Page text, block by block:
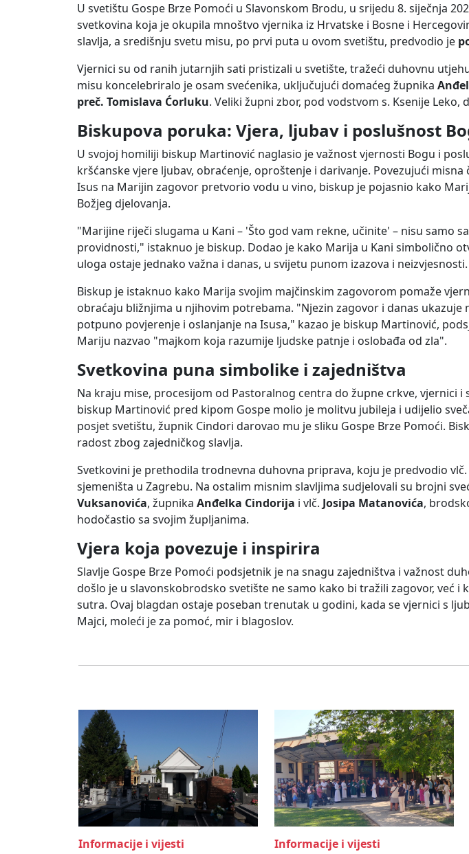
U svetištu Gospe Brze Pomoći u Slavonskom Brodu, u srijedu 8. siječnja
svetkovina koja je okupila mnoštvo vjernika iz Hrvatske i Bosne i
slavlja, a središnju svetu misu, po prvi puta u ovom svetištu, predvodio je
Vjernici su od ranih jutarnjih sati pristizali u svetište, tražeći duhovnu
misu koncelebriralo je osam svećenika, uključujući domaćeg župnika
preč. Tomislava Ćorluku. Veliki župni zbor, pod vodstvom s. Ksenije
Biskupova poruka: Vjera, ljubav i poslušnost
U svojoj homiliji biskup Martinović naglasio je važnost vjernosti Bogu i
kršćanske vjere ljubav, obraćenje, oproštenje i darivanje. Povezujući
Isus na Marijin zagovor pretvorio vodu u vino, biskup je pojasnio kako
Božjeg djelovanja.
"Marijine riječi slugama u Kani – 'Što god vam rekne, učinite' – nisu samo
providnosti," istaknuo je biskup. Dodao je kako Marija u Kani simbolično
uloga ostaje jednako važna i danas, u svijetu punom izazova i neizvjesnosti.
Biskup je istaknuo kako Marija svojim majčinskim zagovorom pomaže
obraćaju bližnjima u njihovim potrebama. "Njezin zagovor i danas ukazuje
potpuno povjerenje i oslanjanje na Isusa," kazao je biskup Martinović,
Mariju nazvao "majkom koja razumije ljudske patnje i oslobađa od zla".
Svetkovina puna simbolike i zajedništva
Na kraju mise, procesijom od Pastoralnog centra do župne crkve, vjernici i
biskup Martinović pred kipom Gospe molio je molitvu jubileja i udijelio
posjet svetištu, župnik Cindori darovao mu je sliku Gospe Brze Pomoći.
radost zbog zajedničkog slavlja.
Svetkovini je prethodila trodnevna duhovna priprava, koju je predvodio
sjemeništa u Zagrebu. Na ostalim misnim slavljima sudjelovali su brojni
Vuksanovića, župnika Anđelka Cindorija i vlč. Josipa Matanovića,
hodočastio sa svojim župljanima.
Vjera koja povezuje i inspirira
Slavlje Gospe Brze Pomoći podsjetnik je na snagu zajedništva i važnost
došlo je u slavonskobrodsko svetište ne samo kako bi tražili zagovor, već
sutra. Ovaj blagdan ostaje poseban trenutak u godini, kada se vjernici s
Majci, moleći je za pomoć, mir i blagoslov.
Informacije i vijesti Informacije i vijesti